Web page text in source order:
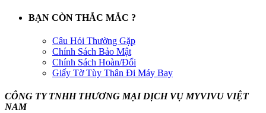
BẠN CÒN THẮC MẮC ?
Câu Hỏi Thường Gặp
Chính Sách Bảo Mật
Chính Sách Hoàn/Đổi
Giấy Tờ Tùy Thân Đi Máy Bay
CÔNG TY TNHH THƯƠNG MẠI DỊCH VỤ MYVIVU VIỆT
NAM